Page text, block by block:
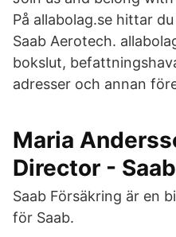
På allabolag.se hittar
Saab Aerotech.
bokslut,
adresser och annan
Maria
Director -
Saab Försäkring är en
för Saab.